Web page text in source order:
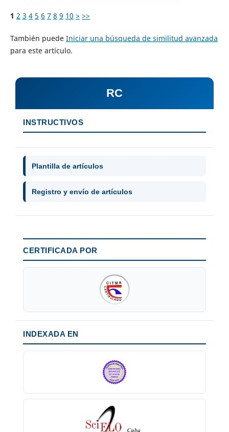
1 2 3 4 5 6 7 8 9 10 > >>
También puede Iniciar una búsqueda de similitud avanzada
para este artículo.
RC
INSTRUCTIVOS
Plantilla de artículos
Registro y envío de artículos
CERTIFICADA POR
INDEXADA EN